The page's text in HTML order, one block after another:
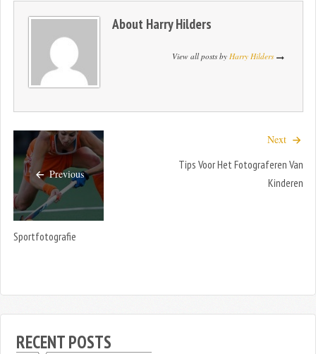
About Harry Hilders
View all posts by Harry Hilders
Previous
Sportfotografie
Next
Tips Voor Het Fotograferen Van
Kinderen
RECENT POSTS